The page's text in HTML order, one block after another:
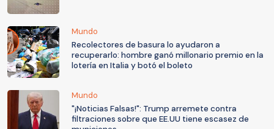
Mundo
Recolectores de basura lo ayudaron a
recuperarlo: hombre ganó millonario premio en la
lotería en Italia y botó el boleto
Mundo
"¡Noticias Falsas!": Trump arremete contra
filtraciones sobre que EE.UU tiene escasez de